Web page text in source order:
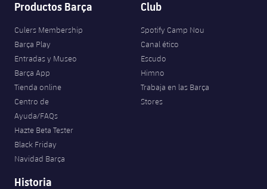
Productos Barça
Culers Membership
Barça Play
Entradas y Museo
Barça App
Tienda online
Centro de
Ayuda/FAQs
Hazte Beta Tester
Black Friday
Navidad Barça
Club
Spotify Camp Nou
Canal ético
Escudo
Himno
Trabaja en las Barça
Stores
Historia